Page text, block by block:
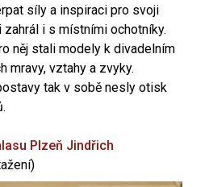
síly a inspiraci pro svoji
i s místními ochotníky.
něj stali modely k divadelním
mravy, vztahy a zvyky.
tak v sobě nesly otisk
Plzeň Jindřich